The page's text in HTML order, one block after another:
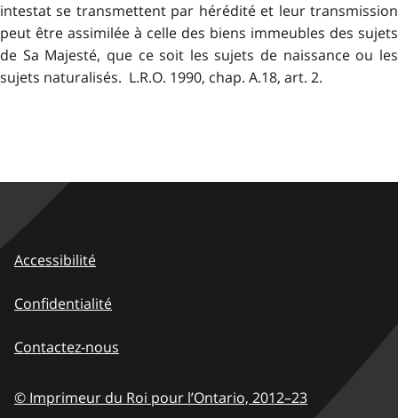
intestat se transmettent par hérédité et leur transmission
peut être assimilée à celle des biens immeubles des sujets
de Sa Majesté, que ce soit les sujets de naissance ou les
sujets naturalisés. L.R.O. 1990, chap. A.18, art. 2.
Accessibilité
Confidentialité
Contactez-nous
© Imprimeur du Roi pour l’Ontario, 2012–23